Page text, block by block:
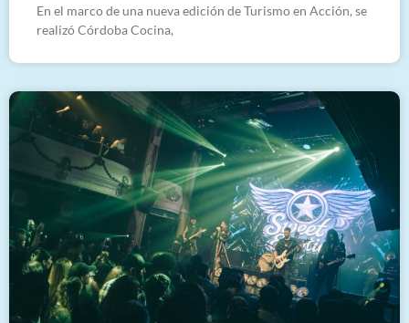
En el marco de una nueva edición de Turismo en Acción, se
realizó Córdoba Cocina,